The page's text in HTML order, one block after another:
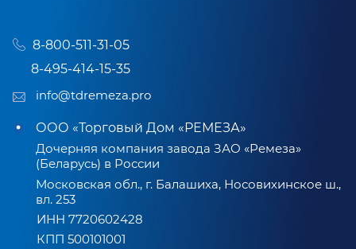
8-800-511-31-05
8-495-414-15-35
info@tdremeza.pro
ООО «Торговый Дом «РЕМЕЗА»
Дочерняя компания завода ЗАО «Ремеза»
(Беларусь) в России
Московская обл., г. Балашиха, Носовихинское ш.,
вл. 253
ИНН 7720602428
КПП 500101001